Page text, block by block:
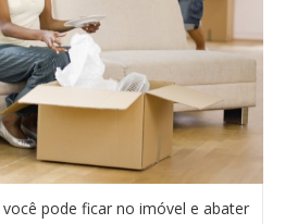
pode ficar no imóvel e abater